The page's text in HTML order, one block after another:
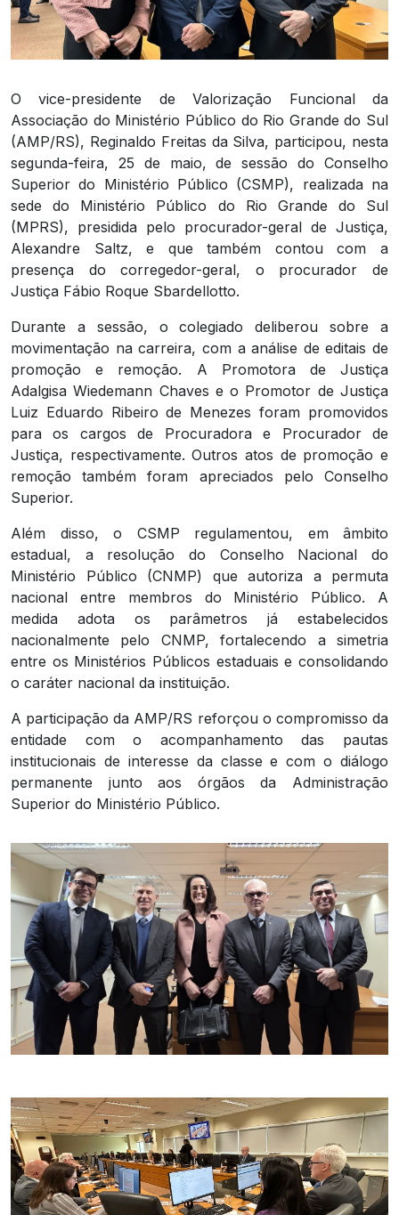
O vice-presidente de Valorização Funcional da
Associação do Ministério Público do Rio Grande do Sul
(AMP/RS), Reginaldo Freitas da Silva, participou, nesta
segunda-feira, 25 de maio, de sessão do Conselho
Superior do Ministério Público (CSMP), realizada na
sede do Ministério Público do Rio Grande do Sul
(MPRS), presidida pelo procurador-geral de Justiça,
Alexandre Saltz, e que também contou com a
presença do corregedor-geral, o procurador de
Justiça Fábio Roque Sbardellotto.
Durante a sessão, o colegiado deliberou sobre a
movimentação na carreira, com a análise de editais de
promoção e remoção. A Promotora de Justiça
Adalgisa Wiedemann Chaves e o Promotor de Justiça
Luiz Eduardo Ribeiro de Menezes foram promovidos
para os cargos de Procuradora e Procurador de
Justiça, respectivamente. Outros atos de promoção e
remoção também foram apreciados pelo Conselho
Superior.
Além disso, o CSMP regulamentou, em âmbito
estadual, a resolução do Conselho Nacional do
Ministério Público (CNMP) que autoriza a permuta
nacional entre membros do Ministério Público. A
medida adota os parâmetros já estabelecidos
nacionalmente pelo CNMP, fortalecendo a simetria
entre os Ministérios Públicos estaduais e consolidando
o caráter nacional da instituição.
A participação da AMP/RS reforçou o compromisso da
entidade com o acompanhamento das pautas
institucionais de interesse da classe e com o diálogo
permanente junto aos órgãos da Administração
Superior do Ministério Público.